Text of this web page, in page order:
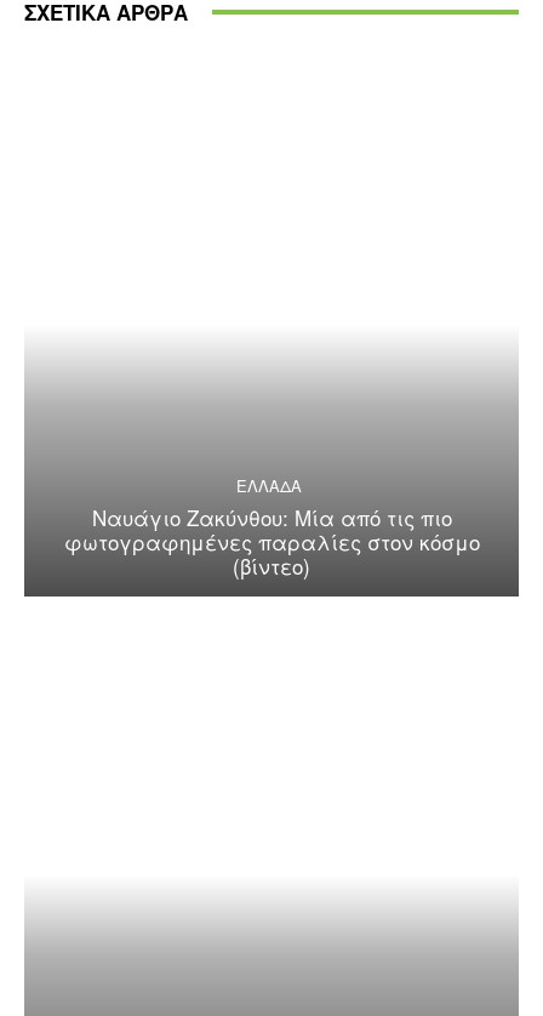
ΣΧΕΤΙΚΑ ΑΡΘΡΑ
ΕΛΛΑΔΑ
Ναυάγιο Ζακύνθου: Μία από τις πιο
φωτογραφημένες παραλίες στον κόσμο
(βίντεο)